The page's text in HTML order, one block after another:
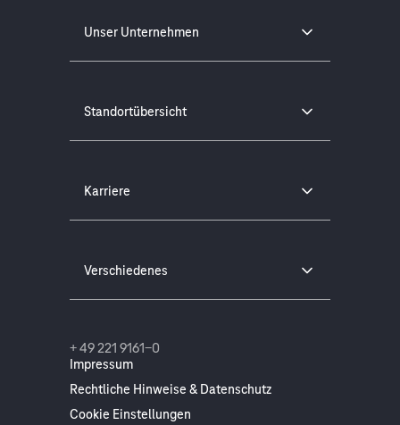
Unser Unternehmen
Standortübersicht
Karriere
Verschiedenes
Impressum
Rechtliche Hinweise & Datenschutz
Cookie Einstellungen
+ 49 221 9161-0